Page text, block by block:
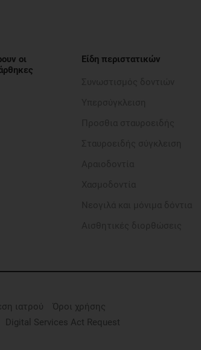
οι
Είδη περιστατικών
ιατρού
Όροι χρήσης
Digital Services Act Request